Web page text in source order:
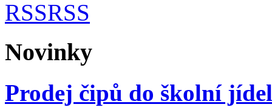
RSS
Novinky
Prodej čipů do školní